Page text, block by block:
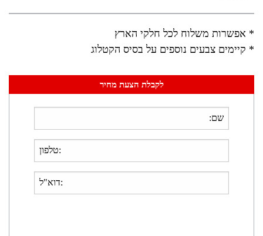
* אפשרות משלוח לכל חלקי הארץ
* קיימים צבעים נוספים על בסיס הקטלוג
לקבלת הצעת מחיר